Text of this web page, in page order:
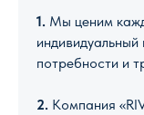
1. Мы ценим
потребности и
2. Компания